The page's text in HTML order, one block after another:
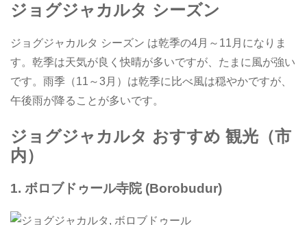
ジョグジャカルタ シーズン
ジョグジャカルタ シーズン は乾季の4月～11月になりま
す。乾季は天気が良く快晴が多いですが、たまに風が強い
です。雨季（11～3月）は乾季に比べ風は穏やかですが、
午後雨が降ることが多いです。
ジョグジャカルタ おすすめ 観光（市
内）
1. ボロブドゥール寺院 (Borobudur)